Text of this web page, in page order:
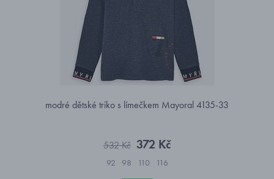
modré dětské triko s límečkem Mayoral 4135-33
532 Kč 372 Kč
92 98 110 116